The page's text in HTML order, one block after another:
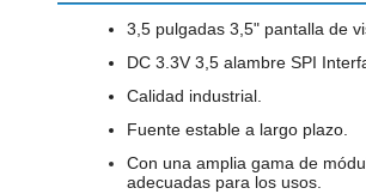
3,5 pulgadas 3,5" pantalla de
DC 3.3V 3,5 alambre SPI
Calidad industrial.
Fuente estable a largo plazo.
Con una amplia gama de
adecuadas para los usos.